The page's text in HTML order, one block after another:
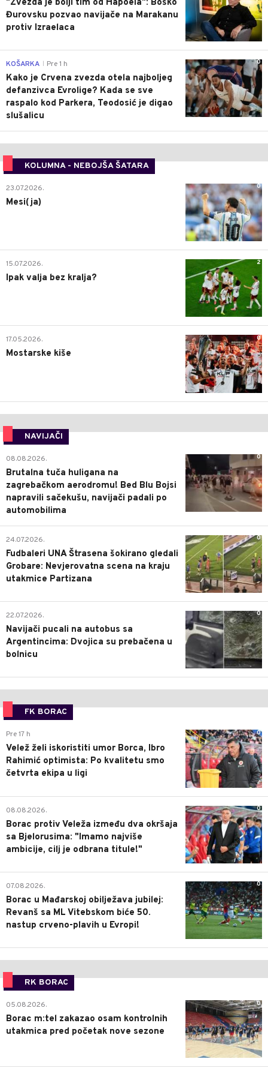
"Zvezda je bolji tim od Hapoela": Boško
Đurovsku pozvao navijače na Marakanu
protiv Izraelaca
0
KOŠARKA Pre 1 h
Kako je Crvena zvezda otela najboljeg
defanzivca Evrolige? Kada se sve
raspalo kod Parkera, Teodosić je digao
slušalicu
KOLUMNA - NEBOJŠA ŠATARA
0
23.07.2026.
Mesi(ja)
2
15.07.2026.
Ipak valja bez kralja?
0
17.05.2026.
Mostarske kiše
NAVIJAČI
0
08.08.2026.
Brutalna tuča huligana na
zagrebačkom aerodromu! Bed Blu Bojsi
napravili sačekušu, navijači padali po
automobilima
0
24.07.2026.
Fudbaleri UNA Štrasena šokirano gledali
Grobare: Nevjerovatna scena na kraju
utakmice Partizana
0
22.07.2026.
Navijači pucali na autobus sa
Argentincima: Dvojica su prebačena u
bolnicu
FK BORAC
0
Pre 17 h
Velež želi iskoristiti umor Borca, Ibro
Rahimić optimista: Po kvalitetu smo
četvrta ekipa u ligi
0
08.08.2026.
Borac protiv Veleža između dva okršaja
sa Bjelorusima: "Imamo najviše
ambicije, cilj je odbrana titule!"
0
07.08.2026.
Borac u Mađarskoj obilježava jubilej:
Revanš sa ML Vitebskom biće 50.
nastup crveno-plavih u Evropi!
RK BORAC
0
05.08.2026.
Borac m:tel zakazao osam kontrolnih
utakmica pred početak nove sezone